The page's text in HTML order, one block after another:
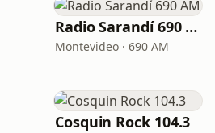
Radio Sarandí 690 AM
Montevideo · 690 AM
Cosquin Rock 104.3